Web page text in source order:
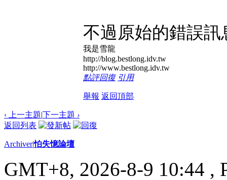
不過原始的錯誤
我是雪龍
http://blog.bestlong.idv.tw
http://www.bestlong.idv.tw
點評回復 引用
舉報 返回頂部
‹ 上一主題|下一主題 ›
返回列表
Archiver|怕失憶論壇
GMT+8, 2026-8-9 10:44 ,